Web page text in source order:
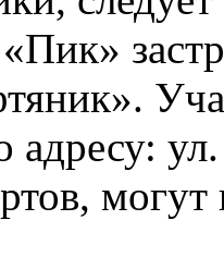
адресу:
могут